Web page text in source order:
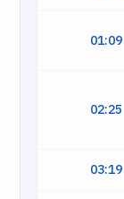
01:09
02:25
03:19